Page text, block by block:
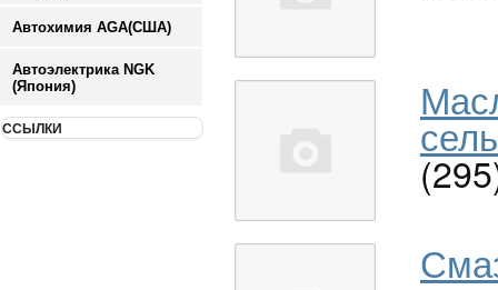
Автохимия AGA(США)
Автоэлектрика NGK
(Япония)
ССЫЛКИ